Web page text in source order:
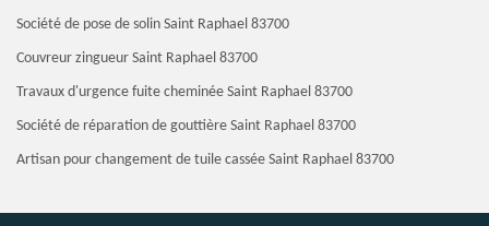
Société de pose de solin Saint Raphael 83700
Couvreur zingueur Saint Raphael 83700
Travaux d'urgence fuite cheminée Saint Raphael 83700
Société de réparation de gouttière Saint Raphael 83700
Artisan pour changement de tuile cassée Saint Raphael 83700